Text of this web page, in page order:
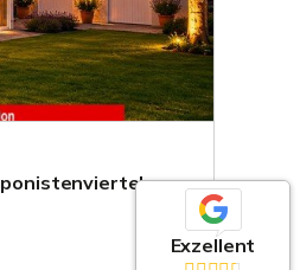
von
Exzellent